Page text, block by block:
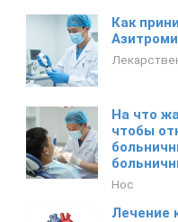
Как
На что
чтобы
Нос
Лечение